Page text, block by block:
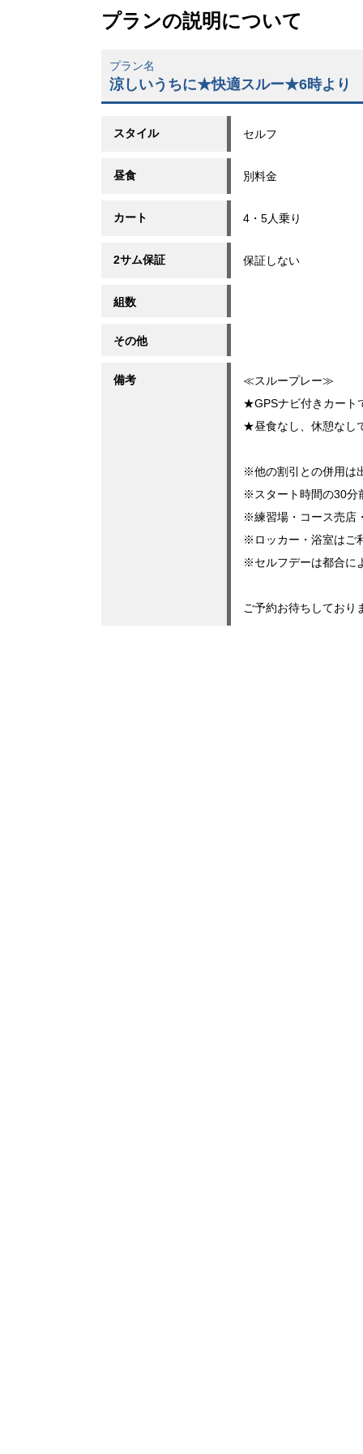
プランの説明について
プラン名
涼しいうちに★快適スルー★6時より
スタイル セルフ
昼食 別料金
カート 4・5人乗り
2サム保証 保証しない
組数
その他
備考
≪スループレー≫
★GPSナビ付きカート
★昼食なし、休憩なし
※他の割引との併用は
※スタート時間の30分
※練習場・コース売店
※ロッカー・浴室はご
※セルフデーは都合に
ご予約お待ちしており